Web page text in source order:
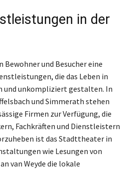
in der
Bewohner und Besucher eine
die das Leben in
und unkompliziert gestalten. In
und Simmerath stehen
Firmen zur Verfügung, die
Fachkräften und Dienstleistern
ist das Stadttheater in
wie Lesungen von
van Weyde die lokale